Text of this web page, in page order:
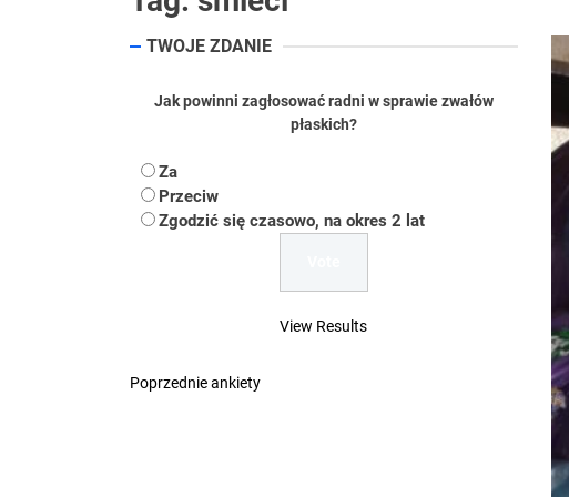
Uwaga Dębieńsko – woda
Ilu mieszkańców ma Rybnik?
Dość komentowania
TWOJE ZDANIE
Jak powinni zagłosować radni w sprawie zwałów
płaskich?
Za
Przeciw
Zgodzić się czasowo, na okres 2 lat
View Results
Poprzednie ankiety